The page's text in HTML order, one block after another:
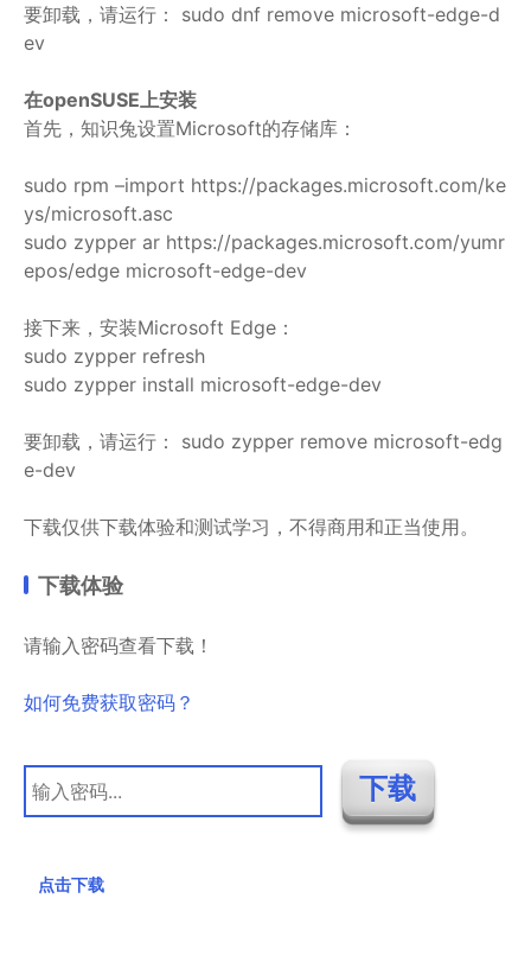
要卸载，请运行： sudo dnf remove microsoft-edge-d
ev
在openSUSE上安装
首先，知识兔设置Microsoft的存储库：
sudo rpm –import https://packages.microsoft.com/ke
ys/microsoft.asc
sudo zypper ar https://packages.microsoft.com/yumr
epos/edge microsoft-edge-dev
接下来，安装Microsoft Edge：
sudo zypper refresh
sudo zypper install microsoft-edge-dev
要卸载，请运行： sudo zypper remove microsoft-edg
e-dev
下载仅供下载体验和测试学习，不得商用和正当使用。
下载体验
请输入密码查看下载！
如何免费获取密码？
点击下载